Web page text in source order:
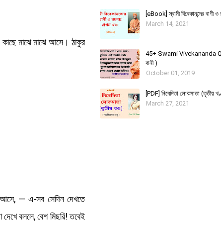
কাছে মাঝে মাঝে আসে। ঠাকুর
আসে, — এ-সব সেদিন দেখতে
বললে, বেশ মিছরি! তবেই
[eBook] স্বামী বিবেকানন্দের বাণী
March 14, 2021
45+ Swami Vivekananda
বানী )
October 01, 2019
[PDF] নিবেদিতা লোকমাতা (তৃতীয়
March 27, 2021